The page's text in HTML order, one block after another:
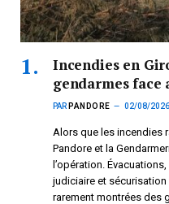
Incendies en
gendarmes face
PAR PANDORE 02/08/2026
Alors que les incendies
Pandore et la
l’opération.
judiciaire et
rarement montrées des